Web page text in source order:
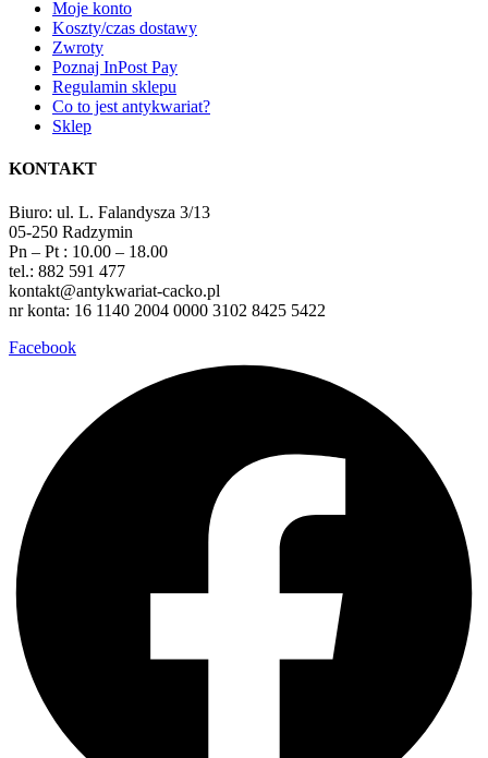
Moje konto
Koszty/czas dostawy
Zwroty
Poznaj InPost Pay
Regulamin sklepu
Co to jest antykwariat?
Sklep
KONTAKT
Biuro: ul. L. Falandysza 3/13
05-250 Radzymin
Pn – Pt : 10.00 – 18.00
tel.: 882 591 477
kontakt@antykwariat-cacko.pl
nr konta: 16 1140 2004 0000 3102 8425 5422
Facebook